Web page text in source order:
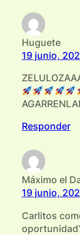
Huguete
19 junio,
Responder
Máximo el
19 junio,
Carlitos